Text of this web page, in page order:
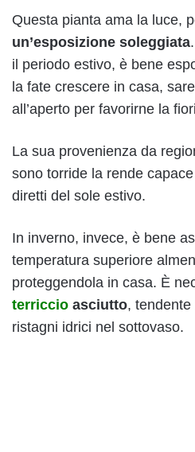
Questa pianta ama la luce,
un’esposizione soleggiata
il periodo estivo, è bene
la fate crescere in casa,
all’aperto per favorirne la
La sua provenienza da
sono torride la rende
diretti del sole estivo.
In inverno, invece, è bene
temperatura superiore
proteggendola in casa. È
terriccio asciutto,
ristagni idrici nel sottovaso.